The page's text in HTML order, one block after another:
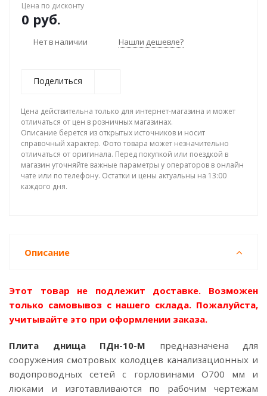
Цена по дисконту
0 руб.
Нет в наличии Нашли дешевле?
Поделиться
Цена действительна только для интернет-магазина и может
отличаться от цен в розничных магазинах.
Описание берется из открытых источников и носит
справочный характер. Фото товара может незначительно
отличаться от оригинала. Перед покупкой или поездкой в
магазин уточняйте важные параметры у операторов в онлайн
чате или по телефону. Остатки и цены актуальны на 13:00
каждого дня.
Описание
Этот товар не подлежит доставке. Возможен
только самовывоз с нашего склада. Пожалуйста,
учитывайте это при оформлении заказа.
Плита днища ПДн-10-М предназначена для
сооружения смотровых колодцев канализационных и
водопроводных сетей с горловинами O700 мм и
люками и изготавливаются по рабочим чертежам